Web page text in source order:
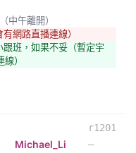
中午離開）
網路直播連線）
班，如果不妥（暫定宇
）
Michael_Li
r1201
–